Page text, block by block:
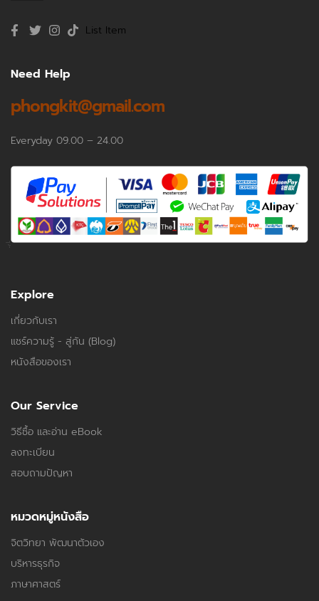
List Item
Need Help
phongkit@gmail.com
Everyday 09.00 – 24.00
Explore
เกี่ยวกับเรา
แชร์ความรู้ - สู่กัน (Blog)
หนังสือของเรา
Our Service
วิธีซื้อ และอ่าน eBook
ลงทะเบียน
สอบถามปัญหา
หมวดหมู่หนังสือ
จิตวิทยา พัฒนาตัวเอง
บริหารธุรกิจ
ภาษาศาสตร์